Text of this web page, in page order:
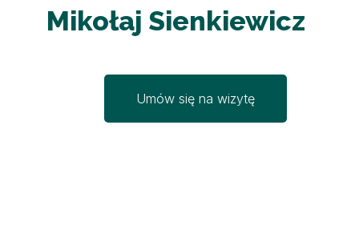
Mikołaj Sienkiewicz
Umów się na wizytę